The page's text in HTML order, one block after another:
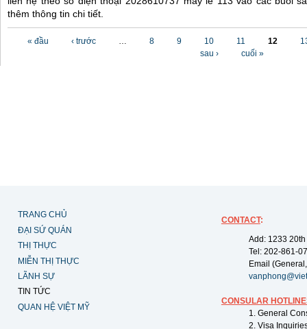
thêm thông tin chi tiết.
Các trang
« đầu ‹ trước … 8 9 10 11 12
sau ›
cuối »
TRANG CHỦ
ĐẠI SỨ QUÁN
THỊ THỰC
MIỄN THỊ THỰC
LÃNH SỰ
TIN TỨC
QUAN HỆ VIỆT MỸ
CONTACT:
Add: 1233
Tel: 202-861-
Email
CONSULAR
1. General
2. Visa